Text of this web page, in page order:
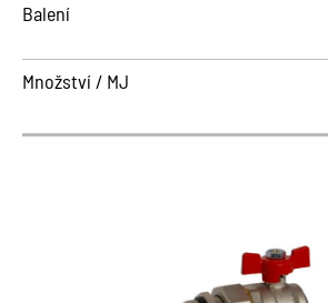
Balení
Množství / MJ